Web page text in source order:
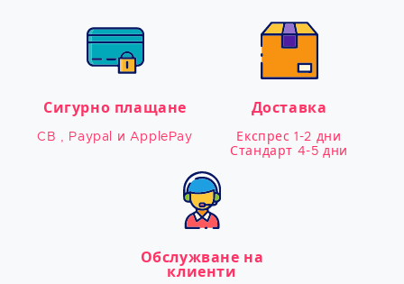
Сигурно плащане
CB , Paypal и ApplePay
Доставка
Експрес 1-2 дни
Стандарт 4-5 дни
Обслужване на
клиенти